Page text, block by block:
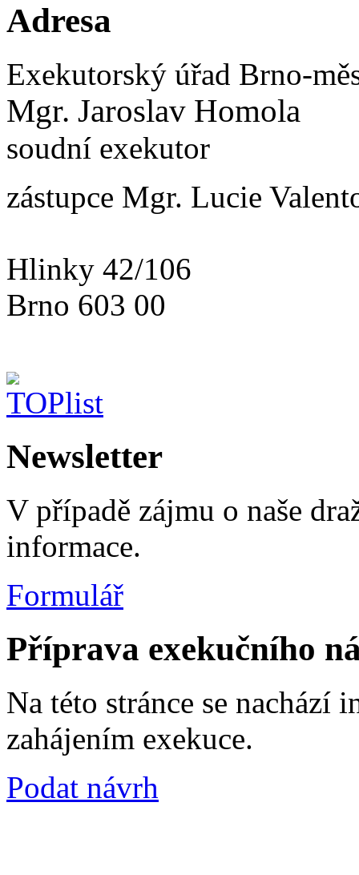
Adresa
Exekutorský úřad Brno-
Mgr. Jaroslav Homola
soudní exekutor
zástupce Mgr. Lucie
Hlinky 42/106
Brno 603 00
Newsletter
V případě zájmu o naše
informace.
Formulář
Příprava exekučního
Na této stránce se nachází
zahájením exekuce.
Podat návrh